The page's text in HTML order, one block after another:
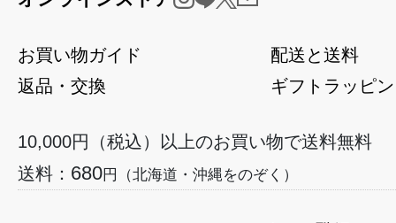
お買い物ガイド
配送と送料
返品・交換
ギフトラッピ
10,000円（税込）以上のお買い物で送料無料
送料： 680円（北海道・沖縄をのぞく）